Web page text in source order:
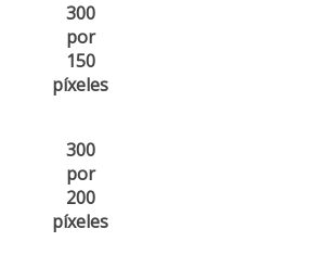
300
por
150
píxeles
300
por
200
píxeles